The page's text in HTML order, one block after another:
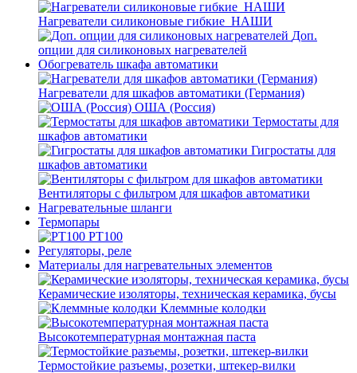
Нагреватели силиконовые гибкие_НАШИ
Доп.
опции для силиконовых нагревателей
Обогреватель шкафа автоматики
Нагреватели для шкафов автоматики (Германия)
ОША (Россия)
Термостаты для
шкафов автоматики
Гигростаты для
шкафов автоматики
Вентиляторы с фильтром для шкафов автоматики
Нагревательные шланги
Термопары
PT100
Регуляторы, реле
Материалы для нагревательных элементов
Керамические изоляторы, техническая керамика, бусы
Клеммные колодки
Высокотемпературная монтажная паста
Термостойкие разъемы, розетки, штекер-вилки